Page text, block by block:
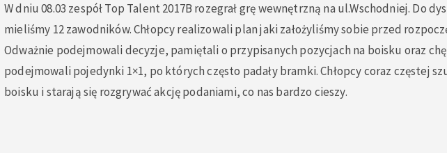
W dniu 08.03 zespół Top Talent 2017B rozegrał grę wewnętrzną na ul.Wschodniej. Do
mieliśmy 12 zawodników. Chłopcy realizowali plan jaki założyliśmy sobie przed
Odważnie podejmowali decyzje, pamiętali o przypisanych pozycjach na boisku oraz
podejmowali pojedynki 1×1, po których często padały bramki. Chłopcy coraz częstej
boisku i starają się rozgrywać akcję podaniami, co nas bardzo cieszy.